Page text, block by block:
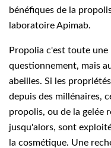
bénéfiques de la
laboratoire Apimab.
Propolia c'est toute une
questionnement, mais
abeilles. Si les
depuis des millénaires,
propolis, ou de la gelée
jusqu'alors, sont
la cosmétique. Une